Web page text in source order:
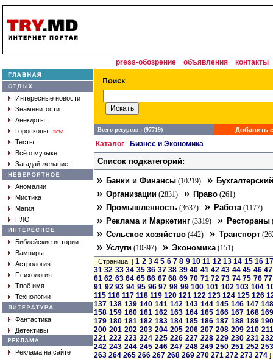
press-обозрение объявления контакты
Интересные новости
Знаменитости
Анекдоты
Гороскопы
new
Тесты
Всё о музыке
Загадай желание !
Аномалии
Мистика
Магия
НЛО
Библейские истории
Вампиры
Астрология
Психология
Твоё имя
Технологии
Фантастика
Детективы
Реклама на сайте
Всего ресурсов : (97719) Добавить
Каталог: Бизнес и Экономика
Список подкатегорий:
» Банки и Финансы (10219) »
» Организации (2831) » Право (261)
» Промышленность (3637) » Работа(1177)
» Реклама и Маркетинг (3319) » Рестораны
» Сельское хозяйство (442) » Транспорт
» Услуги (10397) » Экономика(151)
Страница: [1 2 3 4 5 6 7 8 9 10 11 12 13 14 15 16
31 32 33 34 35 36 37 38 39 40 41 42 43 44 45 46 47
61 62 63 64 65 66 67 68 69 70 71 72 73 74 75 76 77
91 92 93 94 95 96 97 98 99 100 101 102 103 104
115 116 117 118 119 120 121 122 123 124 125 126
137 138 139 140 141 142 143 144 145 146 147
158 159 160 161 162 163 164 165 166 167 168
179 180 181 182 183 184 185 186 187 188 189
200 201 202 203 204 205 206 207 208 209 210 211
221 222 223 224 225 226 227 228 229 230 231
242 243 244 245 246 247 248 249 250 251 252
263 264 265 266 267 268 269 270 271 272 273 274 ]